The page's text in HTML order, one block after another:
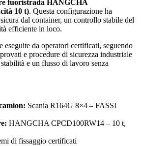
fuoristrada HANGCHA
10 t). Questa configurazione ha
dal container, un controllo stabile del
efficiente in loco.
eseguite da operatori certificati, seguendo
e procedure di sicurezza industriale
e un flusso di lavoro senza
Scania R164G 8×4 – FASSI
HANGCHA CPCD100RW14 – 10 t,
di fissaggio certificati